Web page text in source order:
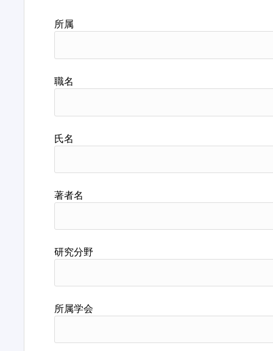
所属
職名
氏名
著者名
研究分野
所属学会